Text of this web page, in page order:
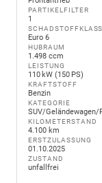
PARTIKELFILTER
1
Euro 6
HUBRAUM
1.498 ccm
LEISTUNG
110 kW (150 PS)
KRAFTSTOFF
Benzin
KATEGORIE
SUV/Geländewagen/
KILOMETERSTAND
4.100 km
ERSTZULASSUNG
01.10.2025
ZUSTAND
unfallfrei